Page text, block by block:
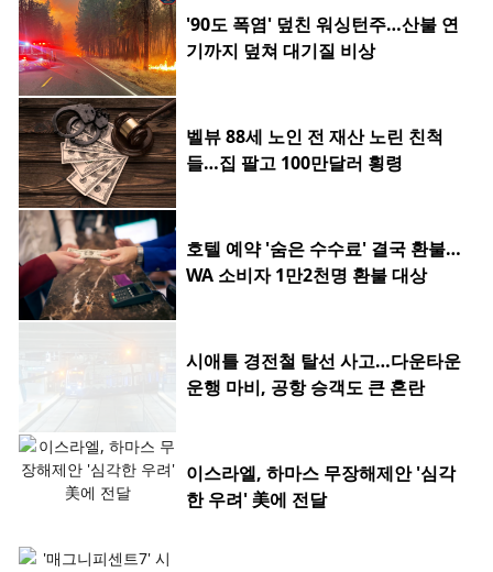
'90도 폭염' 덮친 워싱턴주…산불 연
기까지 덮쳐 대기질 비상
벨뷰 88세 노인 전 재산 노린 친척
들…집 팔고 100만달러 횡령
호텔 예약 '숨은 수수료' 결국 환불…
WA 소비자 1만2천명 환불 대상
시애틀 경전철 탈선 사고…다운타운
운행 마비, 공항 승객도 큰 혼란
이스라엘, 하마스 무장해제안 '심각
한 우려' 美에 전달